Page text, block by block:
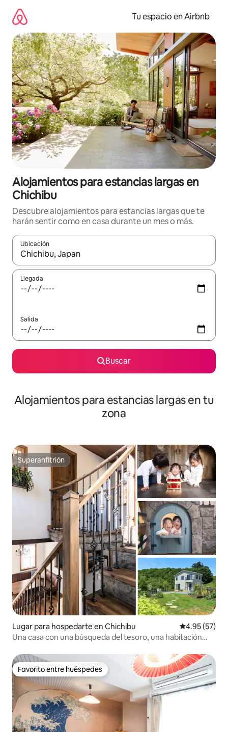
contenido
Tu espacio en Airbnb
Alojamientos para estancias largas en
Chichibu
Descubre alojamientos para estancias largas que te
harán sentir como en casa durante un mes o más.
Ubicación
Cuando los resultados estén disponibles, podrás navegar
Llegada
Salida
Buscar
Alojamientos para estancias largas en tu
zona
Superanfitrión
Superanfitrión
Lugar para hospedarte en Chichibu Calificación
4.95 (57)
Una casa con una búsqueda del tesoro, una habitación
Nagatoro!Observación de estrellas en el amplio jardín | Se
admiten niños
Favorito entre huéspedes
Favorito entre huéspedes